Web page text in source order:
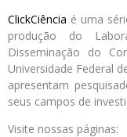
ClickCiência é uma
produção do
Disseminação do
Universidade Federal
apresentam
seus campos de
Visite nossas páginas: